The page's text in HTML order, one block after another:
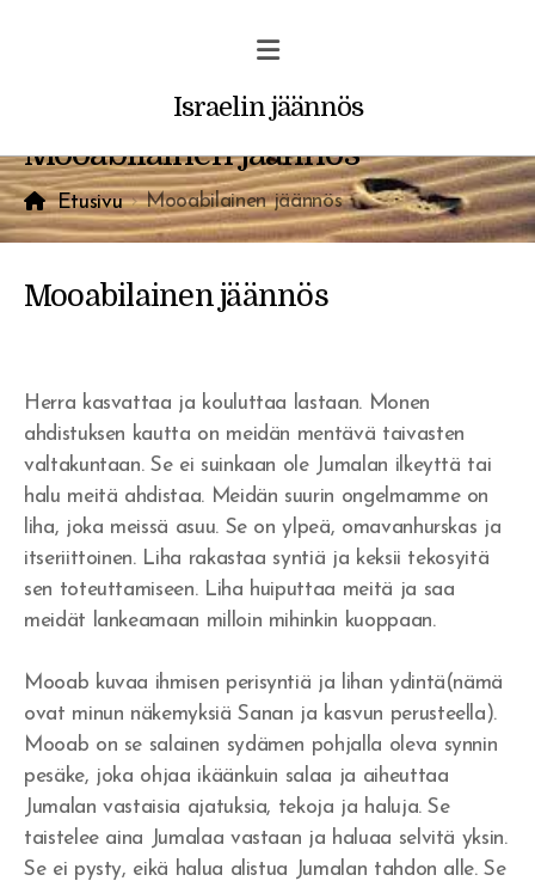
Israelin jäännös
Mooabilainen jäännös
Etusivu Mooabilainen jäännös
Mooabilainen jäännös
Herra kasvattaa ja kouluttaa lastaan. Monen
ahdistuksen kautta on meidän mentävä taivasten
valtakuntaan. Se ei suinkaan ole Jumalan ilkeyttä tai
halu meitä ahdistaa. Meidän suurin ongelmamme on
liha, joka meissä asuu. Se on ylpeä, omavanhurskas ja
itseriittoinen. Liha rakastaa syntiä ja keksii tekosyitä
sen toteuttamiseen. Liha huiputtaa meitä ja saa
meidät lankeamaan milloin mihinkin kuoppaan.
Mooab kuvaa ihmisen perisyntiä ja lihan ydintä(nämä
ovat minun näkemyksiä Sanan ja kasvun perusteella).
Mooab on se salainen sydämen pohjalla oleva synnin
pesäke, joka ohjaa ikäänkuin salaa ja aiheuttaa
Jumalan vastaisia ajatuksia, tekoja ja haluja. Se
taistelee aina Jumalaa vastaan ja haluaa selvitä yksin.
Se ei pysty, eikä halua alistua Jumalan tahdon alle. Se
Herätys!
Jerobeam vai Paavali?
Rukousvastauksia ja Jumalan huolenpitoa
Miksi ei tule herätystä?
Tapahtukoon Sinun tahtosi
Herran koulussa